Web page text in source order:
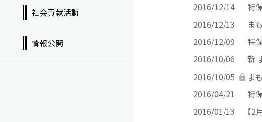
2016/12/14
特
2016/12/13
ま
2016/12/09
特
2016/10/06
新
2016/10/05
ま
2016/04/21
特
2016/01/13
【2
社会貢献活動
情報公開